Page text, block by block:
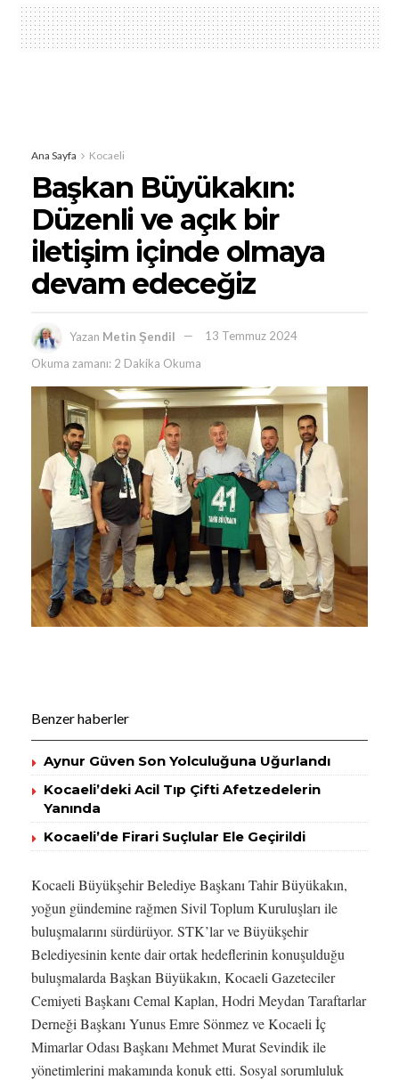
Ana Sayfa Kocaeli
Başkan Büyükakın:
Düzenli ve açık bir
iletişim içinde olmaya
devam edeceğiz
Yazan Metin Şendil
13 Temmuz 2024
Okuma zamanı: 2 Dakika Okuma
Benzer haberler
Aynur Güven Son Yolculuğuna Uğurlandı
Kocaeli’deki Acil Tıp Çifti Afetzedelerin
Yanında
Kocaeli’de Firari Suçlular Ele Geçirildi
Kocaeli Büyükşehir Belediye Başkanı Tahir Büyükakın,
yoğun gündemine rağmen Sivil Toplum Kuruluşları ile
buluşmalarını sürdürüyor. STK’lar ve Büyükşehir
Belediyesinin kente dair ortak hedeflerinin konuşulduğu
buluşmalarda Başkan Büyükakın, Kocaeli Gazeteciler
Cemiyeti Başkanı Cemal Kaplan, Hodri Meydan Taraftarlar
Derneği Başkanı Yunus Emre Sönmez ve Kocaeli İç
Mimarlar Odası Başkanı Mehmet Murat Sevindik ile
yönetimlerini makamında konuk etti. Sosyal sorumluluk